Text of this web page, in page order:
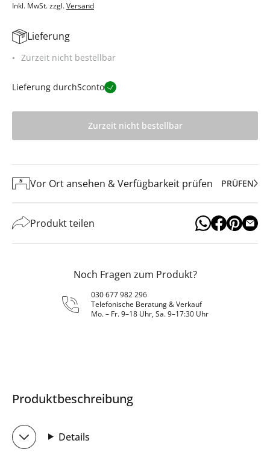
Inkl. MwSt. zzgl.Versand
Lieferung
Zurzeit nicht bestellbar
Lieferung durchSconto
Zurzeit nicht bestellbar
Vor Ort ansehen & Verfügbarkeit prüfen PRÜFEN
Produkt teilen
Noch Fragen zum Produkt?
030 677 982 296
Telefonische Beratung & Verkauf
Mo. – Fr. 9–18 Uhr, Sa. 9–17:30 Uhr
Produktbeschreibung
Details